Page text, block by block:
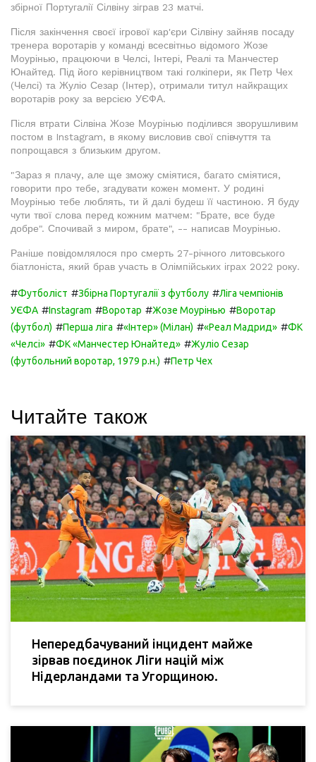
збірної Португалії Сілвіну зіграв 23 матчі.
Після закінчення своєї ігрової кар'єри Сілвіну зайняв посаду
тренера воротарів у команді всесвітньо відомого Жозе
Моурінью, працюючи в Челсі, Інтері, Реалі та Манчестер
Юнайтед. Під його керівництвом такі голкіпери, як Петр Чех
(Челсі) та Жуліо Сезар (Інтер), отримали титул найкращих
воротарів року за версією УЄФА.
Після втрати Сілвіна Жозе Моурінью поділився зворушливим
постом в Instagram, в якому висловив свої співчуття та
попрощався з близьким другом.
"Зараз я плачу, але ще зможу сміятися, багато сміятися,
говорити про тебе, згадувати кожен момент. У родині
Моурінью тебе люблять, ти й далі будеш її частиною. Я буду
чути твої слова перед кожним матчем: "Брате, все буде
добре". Спочивай з миром, брате", -- написав Моурінью.
Раніше повідомлялося про смерть 27-річного литовського
біатлоніста, який брав участь в Олімпійських іграх 2022 року.
#Футболіст #Збірна Португалії з футболу #Ліга чемпіонів
УЄФА #Instagram #Воротар #Жозе Моурінью #Воротар
(футбол) #Перша ліга #«Інтер» (Мілан) #«Реал Мадрид» #ФК
«Челсі» #ФК «Манчестер Юнайтед» #Жуліо Сезар
(футбольний воротар, 1979 р.н.) #Петр Чех
Читайте також
Непередбачуваний інцидент майже
зірвав поєдинок Ліги націй між
Нідерландами та Угорщиною.